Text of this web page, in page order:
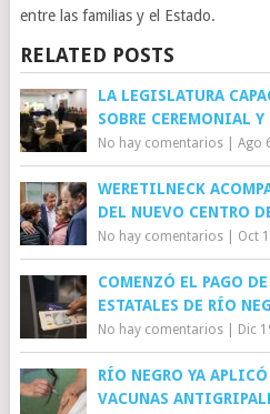
entre las familias y el Estado.
RELATED POSTS
LA LEGISLATURA
SOBRE CEREMONIAL
No hay comentarios| Ago
WERETILNECK
DEL NUEVO CENTRO
No hay comentarios| Oct
COMENZÓ EL PAGO
ESTATALES DE RÍO
No hay comentarios| Dic
RÍO NEGRO YA
VACUNAS